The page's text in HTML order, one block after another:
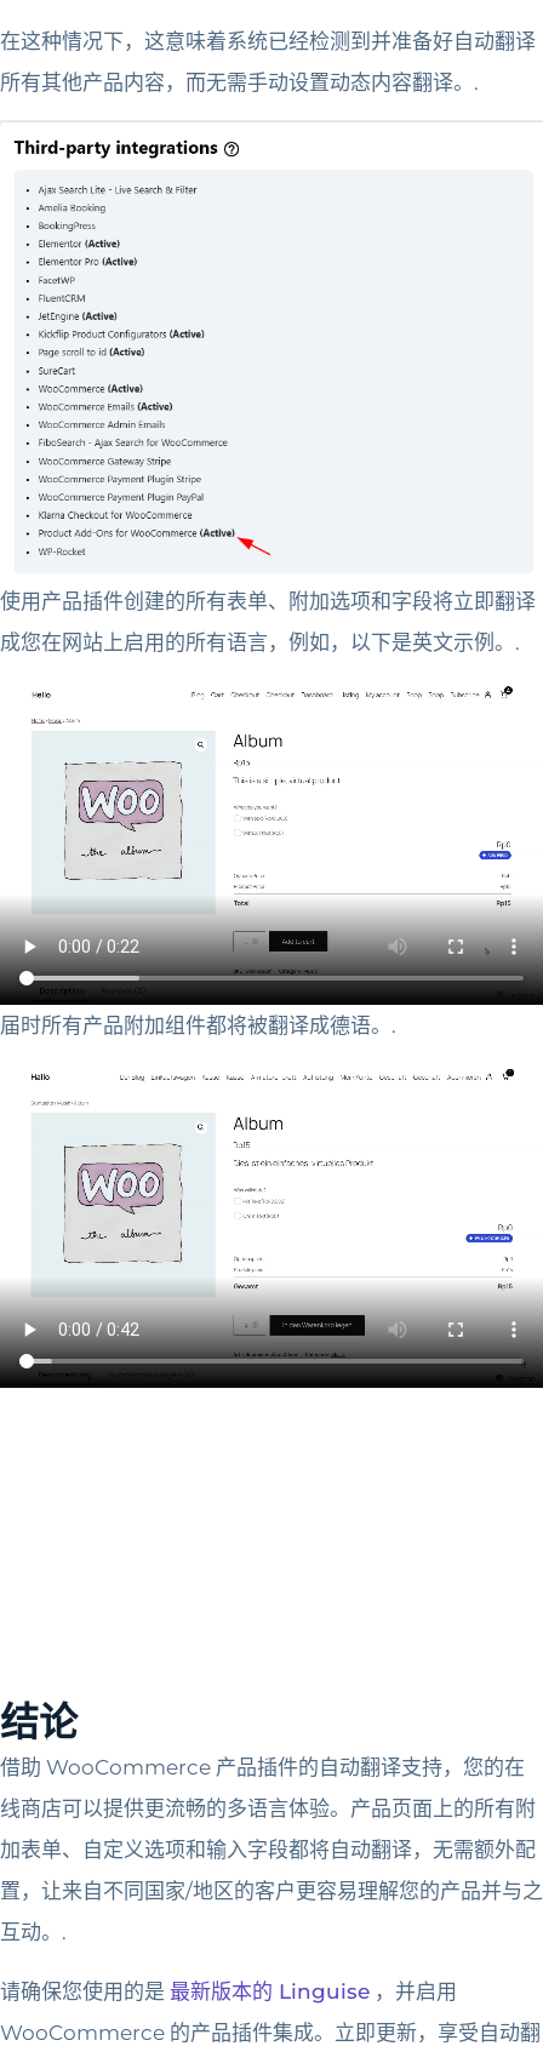
在这种情况下，这意味着系统已经检测到并准备好自动翻译
所有其他产品内容，而无需手动设置动态内容翻译。.
使用产品插件创建的所有表单、附加选项和字段将立即翻译
成您在网站上启用的所有语言，例如，以下是英文示例。.
届时所有产品附加组件都将被翻译成德语。.
结论
借助 WooCommerce 产品插件的自动翻译支持，您的在
线商店可以提供更流畅的多语言体验。产品页面上的所有附
加表单、自定义选项和输入字段都将自动翻译，无需额外配
置，让来自不同国家/地区的客户更容易理解您的产品并与之
互动。.
请确保您使用的是 最新版本的 Linguise ，并启用
WooCommerce 的产品插件集成。立即更新，享受自动翻